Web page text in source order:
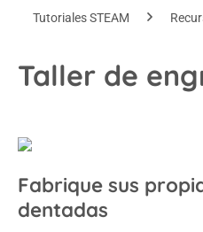
Tutoriales STEAM
Taller de
Fabrique sus
dentadas